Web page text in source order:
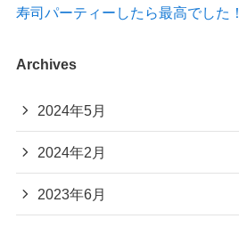
寿司パーティーしたら最高でした！
Archives
2024年5月
2024年2月
2023年6月